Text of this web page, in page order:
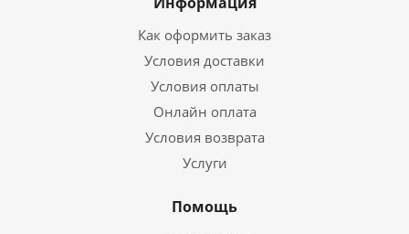
Как оформить заказ
Условия доставки
Условия оплаты
Онлайн оплата
Условия возврата
Услуги
Помощь